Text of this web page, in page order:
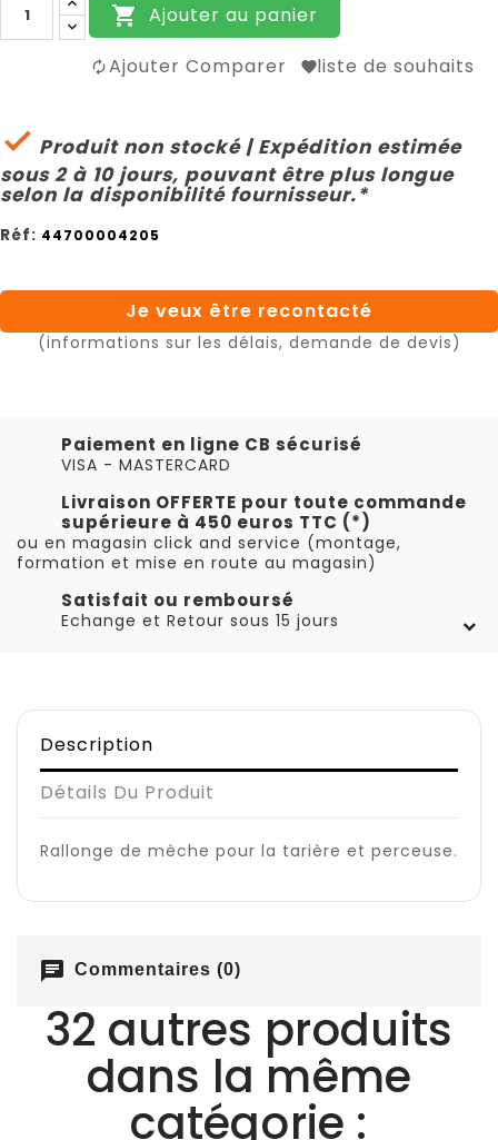
 Ajouter au panier
Ajouter Comparer liste de souhaits
 Produit non stocké | Expédition estimée
sous 2 à 10 jours, pouvant être plus longue
selon la disponibilité fournisseur.*
Réf: 44700004205
Je veux être recontacté
(informations sur les délais, demande de devis)
Paiement en ligne CB sécurisé
VISA - MASTERCARD
Livraison OFFERTE pour toute commande
supérieure à 450 euros TTC (*)
ou en magasin click and service (montage,
formation et mise en route au magasin)
Satisfait ou remboursé
Echange et Retour sous 15 jours
Description
Détails Du Produit
Rallonge de mèche pour la tarière et perceuse.
chat Commentaires (0)
32 autres produits
dans la même
catégorie :